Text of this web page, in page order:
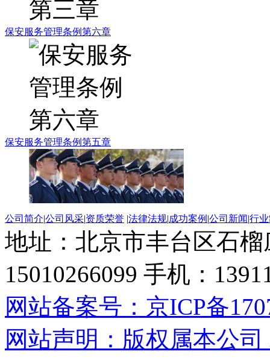
保安服务管理条例第六章
保安服务管理条例第五章
公司简介|公司风采|资质荣誉 |法律法规|成功案例 |公司新闻|行
地址：北京市丰台区石
15010266099 手机：
网站备案号：京ICP备
网站声明：版权属本公司